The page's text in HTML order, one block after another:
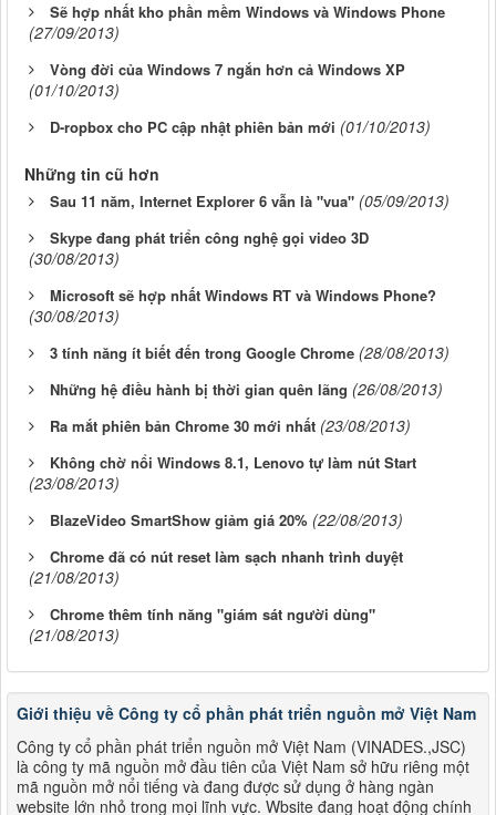
Sẽ hợp nhất kho phần mềm Windows và Windows Phone
(27/09/2013)
Vòng đời của Windows 7 ngắn hơn cả Windows XP
(01/10/2013)
D-ropbox cho PC cập nhật phiên bản mới (01/10/2013)
Những tin cũ hơn
Sau 11 năm, Internet Explorer 6 vẫn là "vua" (05/09/2013)
Skype đang phát triển công nghệ gọi video 3D
(30/08/2013)
Microsoft sẽ hợp nhất Windows RT và Windows Phone?
(30/08/2013)
3 tính năng ít biết đến trong Google Chrome (28/08/2013)
Những hệ điều hành bị thời gian quên lãng (26/08/2013)
Ra mắt phiên bản Chrome 30 mới nhất (23/08/2013)
Không chờ nổi Windows 8.1, Lenovo tự làm nút Start
(23/08/2013)
BlazeVideo SmartShow giảm giá 20% (22/08/2013)
Chrome đã có nút reset làm sạch nhanh trình duyệt
(21/08/2013)
Chrome thêm tính năng "giám sát người dùng"
(21/08/2013)
Giới thiệu về Công ty cổ phần phát triển nguồn mở Việt Nam
Công ty cổ phần phát triển nguồn mở Việt Nam (VINADES.,JSC)
là công ty mã nguồn mở đầu tiên của Việt Nam sở hữu riêng một
mã nguồn mở nổi tiếng và đang được sử dụng ở hàng ngàn
website lớn nhỏ trong mọi lĩnh vực. Wbsite đang hoạt động chính